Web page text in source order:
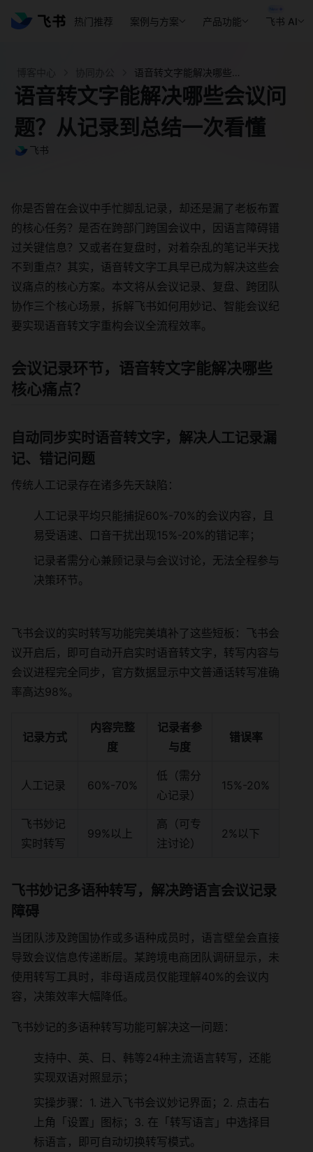
热门推荐 案例与方案 产品功能 飞书 AI
语音转文字能解决哪些会议问
题？从记录到总结一次看懂
飞书
你是否曾在会议中手忙脚乱记录，却还是漏了老板布置
的核心任务？是否在跨部门跨国会议中，因语言障碍错
过关键信息？又或者在复盘时，对着杂乱的笔记半天找
不到重点？其实，语音转文字工具早已成为解决这些会
议痛点的核心方案。本文将从会议记录、复盘、跨团队
协作三个核心场景，拆解飞书如何用妙记、智能会议纪
要实现语音转文字重构会议全流程效率。
会议记录环节，语音转文字能解决哪些
核心痛点？
自动同步实时语音转文字，解决人工记录漏
记、错记问题
传统人工记录存在诸多先天缺陷：
人工记录平均只能捕捉60%-70%的会议内容，且
易受语速、口音干扰出现15%-20%的错记率；
记录者需分心兼顾记录与会议讨论，无法全程参与
决策环节。
飞书会议的实时转写功能完美填补了这些短板：飞书会
议开启后，即可自动开启实时语音转文字，转写内容与
会议进程完全同步，官方数据显示中文普通话转写准确
率高达98%。
记录方式
内容完整
度
记录者参
与度
错误率
人工记录 60%-70%
低（需分
心记录）
15%-20%
飞书妙记
实时转写
99%以上
高（可专
注讨论）
2%以下
飞书妙记多语种转写，解决跨语言会议记录
障碍
当团队涉及跨国协作或多语种成员时，语言壁垒会直接
导致会议信息传递断层。某跨境电商团队调研显示，未
使用转写工具时，非母语成员仅能理解40%的会议内
容，决策效率大幅降低。
飞书妙记的多语种转写功能可解决这一问题：
支持中、英、日、韩等24种主流语言转写，还能
实现双语对照显示；
实操步骤：1. 进入飞书会议妙记界面；2. 点击右
上角「设置」图标；3. 在「转写语言」中选择目
标语言，即可自动切换转写模式。